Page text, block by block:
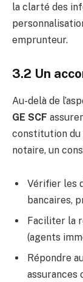
la clarté des
emprunteur.
3.2 Un
Au-delà de
GE SCF
constitution du
notaire, un
Vérifier les
bancaires,
Faciliter la
(agents
Répondre
assurances